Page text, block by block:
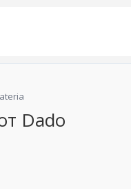
Dado